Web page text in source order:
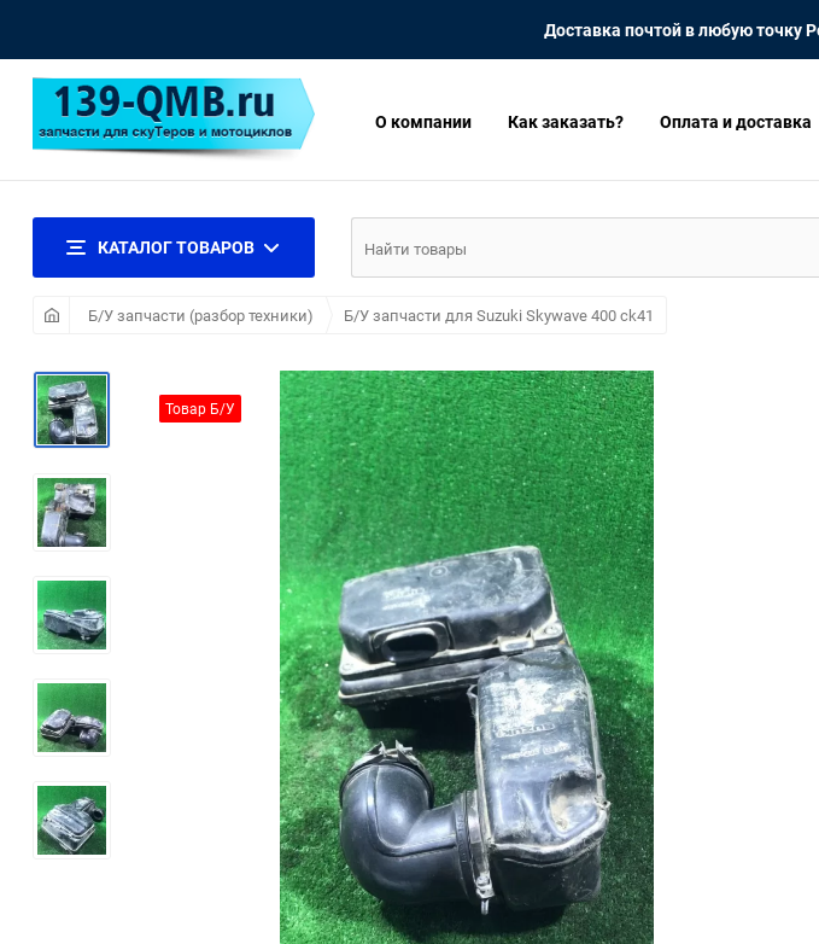
Доставка почтой в любую точку
О компании Как заказать? Оплата и доставка
КАТАЛОГ ТОВАРОВ
Б/У запчасти (разбор техники) Б/У запчасти для Suzuki Skywave 400 ck41
Товар Б/У